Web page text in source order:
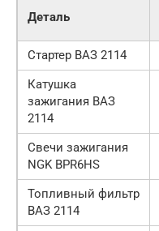
Деталь
Стартер ВАЗ 2114
Катушка
зажигания ВАЗ
2114
Свечи зажигания
NGK BPR6HS
Топливный фильтр
ВАЗ 2114